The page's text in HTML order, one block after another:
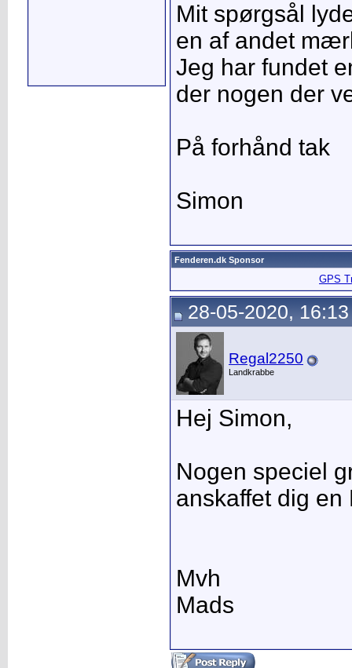
Mit spørgsål
en af andet
Jeg har fundet
der nogen der
På forhånd tak
Simon
Fenderen.dk Sponsor
GPS
28-05-2020, 16:13
Regal2250
Landkrabbe
Hej Simon,
Nogen speciel
anskaffet dig en
Mvh
Mads